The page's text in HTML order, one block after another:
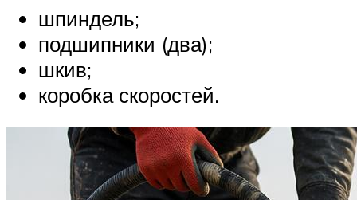
шпиндель;
подшипники (два);
шкив;
коробка скоростей.